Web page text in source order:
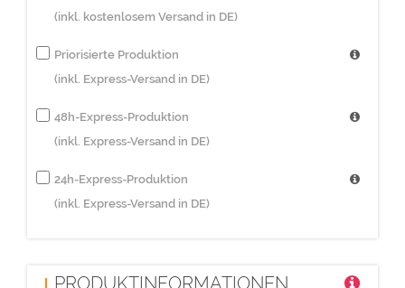
(inkl. kostenlosem Versand in DE)
Priorisierte Produktion
(inkl. Express-Versand in DE)
48h-Express-Produktion
(inkl. Express-Versand in DE)
24h-Express-Produktion
(inkl. Express-Versand in DE)
PRODUKTINFORMATIONEN